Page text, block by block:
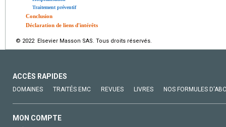
Traitement préventif
Conclusion
Déclaration de liens d'intérêts
© 2022 Elsevier Masson SAS. Tous droits réservés.
ACCÈS RAPIDES
DOMAINES TRAITÉS EMC REVUES LIVRES NOS FORMULES
MON COMPTE